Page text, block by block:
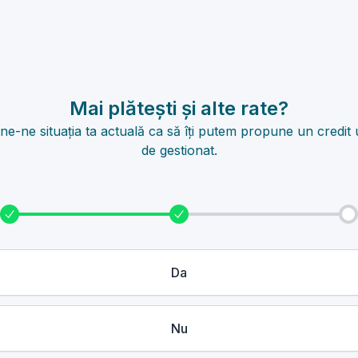
Mai plătești și alte rate?
ne situația ta actuală ca să îți putem propune un credit
de gestionat.
Da
Nu